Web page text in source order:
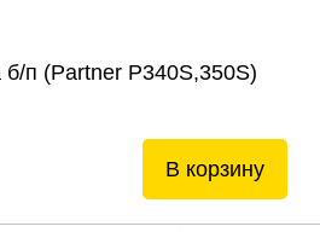
п (Partner P340S,350S)
В корзину